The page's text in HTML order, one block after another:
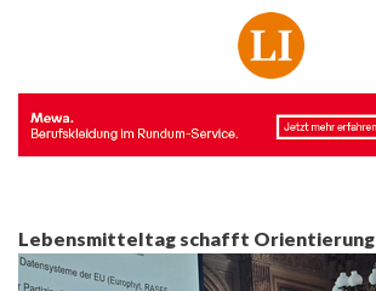
Lebensmitteltag schafft Orientierung